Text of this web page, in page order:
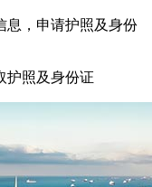
息，申请护照及身份
护照及身份证